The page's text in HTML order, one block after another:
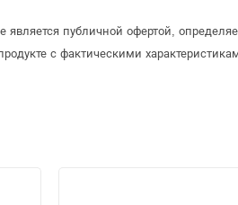
является публичной офертой,
с фактическими